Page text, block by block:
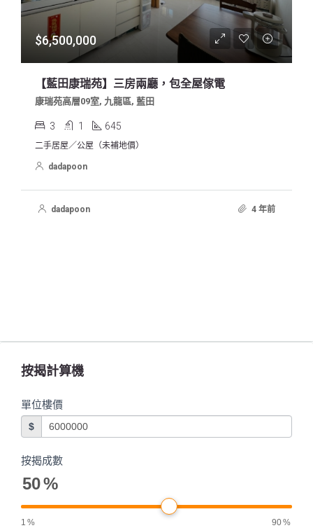
$6,500,000
【藍田康瑞苑】三房兩廳，包全屋傢電
康瑞苑高層09室, 九龍區, 藍田
3 1 645
二手居屋／公屋（未補地價）
dadapoon
dadapoon 4 年前
按揭計算機
單位樓價
$
按揭成數
50%
1 % 90%